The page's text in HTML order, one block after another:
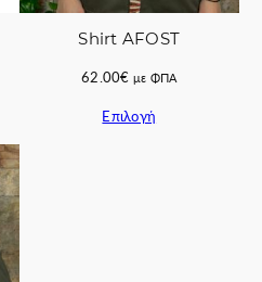
Shirt AFOST
62.00€ με ΦΠΑ
Επιλογή